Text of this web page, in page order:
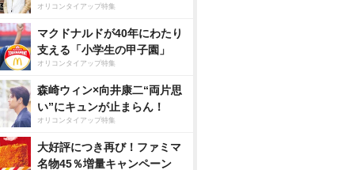
オリコンタイアップ特集
マクドナルドが40年にわたり
支える「小学生の甲子園」
オリコンタイアップ特集
森崎ウィン×向井康二“両片思
い”にキュンが止まらん！
オリコンタイアップ特集
大好評につき再び！ファミマ
名物45％増量キャンペーン